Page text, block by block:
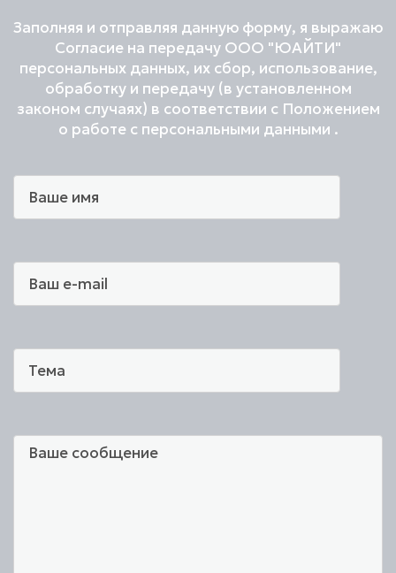
Заполняя и отправляя данную форму, я выражаю
Согласие на передачу ООО "ЮАЙТИ"
персональных данных, их сбор, использование,
обработку и передачу (в установленном
законом случаях) в соответствии с Положением
о работе с персональными данными .